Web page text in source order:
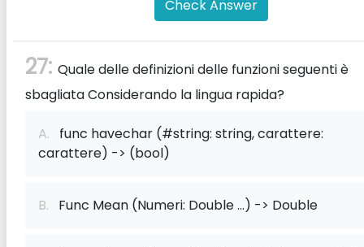
Check Answer
27: Quale delle definizioni delle funzioni seguenti è
sbagliata Considerando la lingua rapida?
A. func havechar (#string: string, carattere:
carattere) -> (bool)
B. Func Mean (Numeri: Double ...) -> Double